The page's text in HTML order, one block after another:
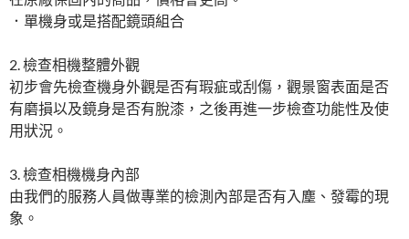
．單機身或是搭配鏡頭組合
2. 檢查相機整體外觀
初步會先檢查機身外觀是否有瑕疵或刮傷，觀景窗表面是否
有磨損以及鏡身是否有脫漆，之後再進一步檢查功能性及使
用狀況。
3. 檢查相機機身內部
由我們的服務人員做專業的檢測內部是否有入塵、發霉的現
象。